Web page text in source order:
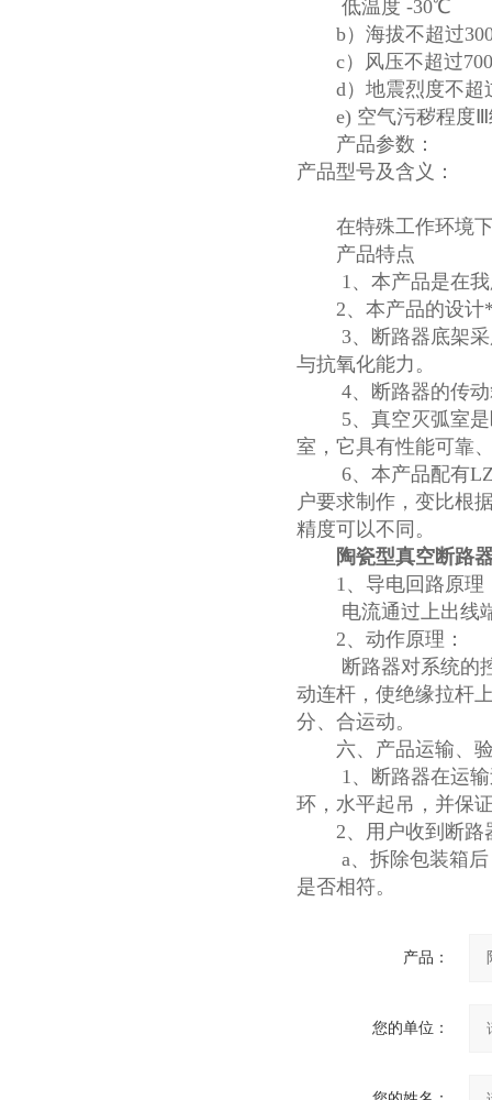
低温度 -30℃
b）海拔不超过
c）风压不超过
d）地震烈度不超
e) 空气污秽程度Ⅲ
产品参数：
产品型号及含义：
在特殊工作环境下
产品特点
1、本产品是在我厂
2、本产品的设计*
3、断路器底架采用
与抗氧化能力。
4、断路器的传动箱
5、真空灭弧室是断
室，它具有性能可靠
6、本产品配有
户要求制作，变比根
精度可以不同。
陶瓷型真空断路
1、导电回路原理
电流通过上出线端
2、动作原理：
断路器对系统的控
动连杆，使绝缘拉杆
分、合运动。
六、产品运输、验
1、断路器在运输过
环，水平起吊，并保
2、用户收到断路
a、拆除包装箱后，
是否相符。
产品：
您的单位：